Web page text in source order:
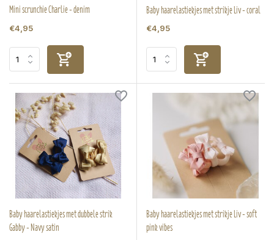
Mini scrunchie Charlie - denim
€4,95
Baby haarelastiekjes met strikje Liv - coral
€4,95
Baby haarelastiekjes met dubbele strik
Gabby - Navy satin
Baby haarelastiekjes met strikje Liv - soft
pink vibes